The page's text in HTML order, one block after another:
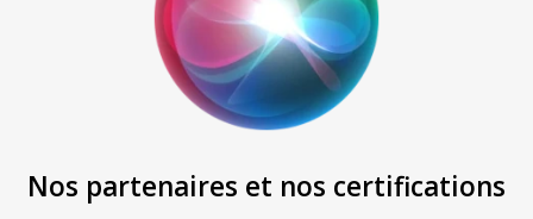
Nos partenaires et nos certifications